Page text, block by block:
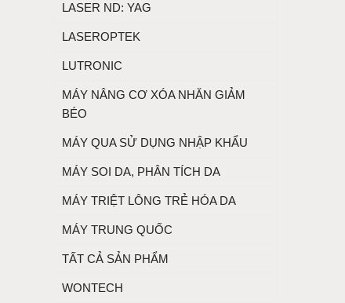
LASER ND: YAG
LASEROPTEK
LUTRONIC
MÁY NÂNG CƠ XÓA NHĂN GIẢM
BÉO
MÁY QUA SỬ DỤNG NHẬP KHẨU
MÁY SOI DA, PHÂN TÍCH DA
MÁY TRIỆT LÔNG TRẺ HÓA DA
MÁY TRUNG QUỐC
TẤT CẢ SẢN PHẨM
WONTECH